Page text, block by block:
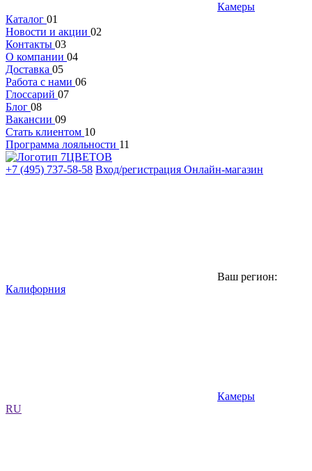
Камеры
Каталог 01
Новости и акции 02
Контакты 03
О компании 04
Доставка 05
Работа с нами 06
Глоссарий 07
Блог 08
Вакансии 09
Стать клиентом 10
Программа лояльности 11
+7 (495) 737-58-58 Вход/регистрация Онлайн-магазин
Ваш регион:
Калифорния
Камеры
RU